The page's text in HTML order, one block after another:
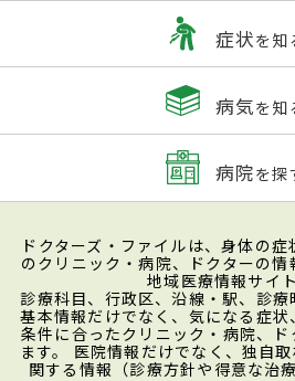
症状を知
病気を知
病院を探
ドクターズ・ファイルは、身体の
のクリニック・病院、ドクターの
地域医療情報サイト
診療科目、行政区、沿線・駅、診
基本情報だけでなく、気になる症
条件に合ったクリニック・病院、
ます。 医院情報だけでなく、独自
関する情報（診療方針や得意な治